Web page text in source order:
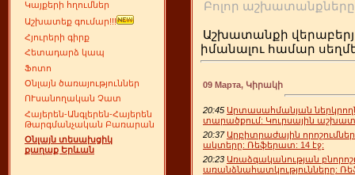
Կայքերի հղումներ
Աշխատեք գումար!!!
Հյուրերի գիրք
Հետադարձ կապ
Ֆոտո
Օնլայն ծառայություններ
ՈՒսանողական Չատ
Հայերեն-Անգլերեն-Հայերեն
Թարգմանչական Բառարան
Օնլայն տեսախցիկ
քաղաք Երևան
Բոլոր
Աշխատանքի
իմանալու համար
09 Марта, Կիրակի
20:45 Արտասահմանյան
տարածքում: Կուրսային
20:37 Արբիտրաժային
ակտերը: Ռեֆերատ: 14 էջ:
20:23 Առաձգականության
առանձնահատկությունները: